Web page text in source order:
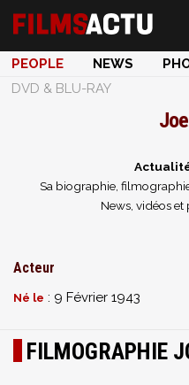
PEOPLE NEWS
DVD & BLU-RAY
Sa biographie,
News, vidéos et
Acteur
Né le : 9 Février 1943
FILMOGRAPHIE